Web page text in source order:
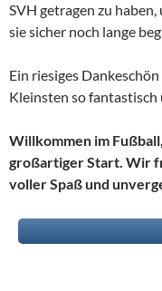
SVH getragen zu
sie sicher noch lange
Ein riesiges
Kleinsten so
Willkommen im
großartiger Start. Wir
voller Spaß und